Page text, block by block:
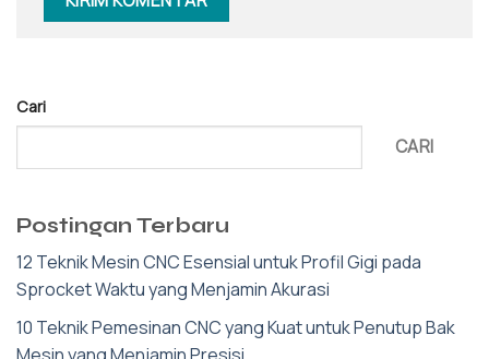
Cari
CARI
Postingan Terbaru
12 Teknik Mesin CNC Esensial untuk Profil Gigi pada
Sprocket Waktu yang Menjamin Akurasi
10 Teknik Pemesinan CNC yang Kuat untuk Penutup Bak